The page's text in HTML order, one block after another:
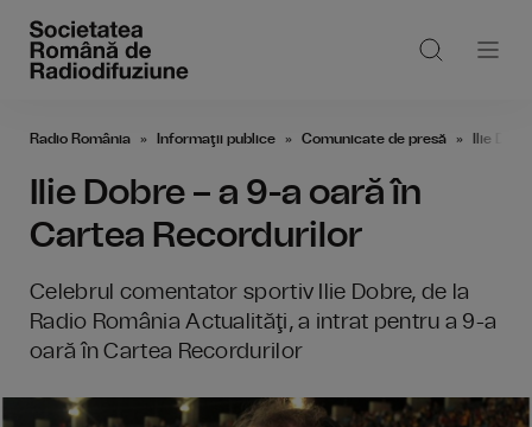
Radio România Informaţii publice Comunicate de presă Ilie
Ilie Dobre – a 9-a oară în
Cartea Recordurilor
Celebrul comentator sportiv Ilie Dobre, de la
Radio România Actualităţi, a intrat pentru a 9-a
oară în Cartea Recordurilor